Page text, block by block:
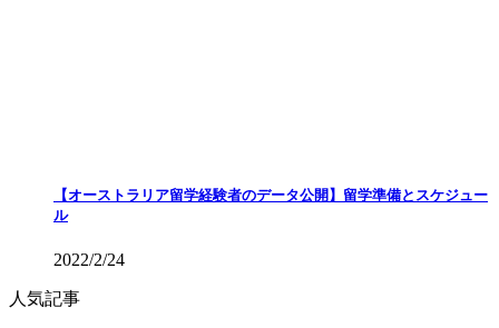
【オーストラリア留学経験者のデータ公開】留学準備とスケジュー
ル
2022/2/24
人気記事